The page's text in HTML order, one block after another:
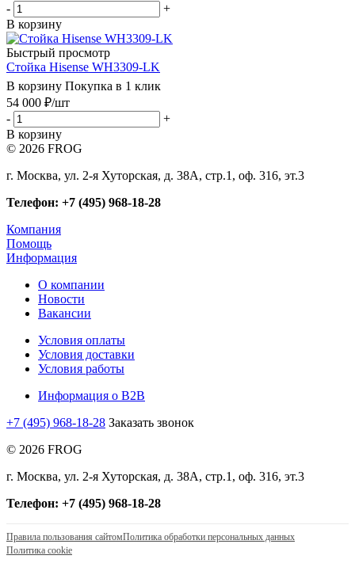
-
+
В корзину
Быстрый просмотр
Стойка Hisense WH3309-LK
В корзину Покупка в 1 клик
54 000 ₽/шт
-
+
В корзину
© 2026 FROG
г. Москва, ул. 2-я Хуторская, д. 38А, стр.1, оф. 316, эт.3
Телефон: +7 (495) 968-18-28
Компания
Помощь
Информация
О компании
Новости
Вакансии
Условия оплаты
Условия доставки
Условия работы
Информация о B2B
+7 (495) 968-18-28 Заказать звонок
© 2026 FROG
г. Москва, ул. 2-я Хуторская, д. 38А, стр.1, оф. 316, эт.3
Телефон: +7 (495) 968-18-28
Правила пользования сайтомПолитика обработки персональных данных
Политика cookie